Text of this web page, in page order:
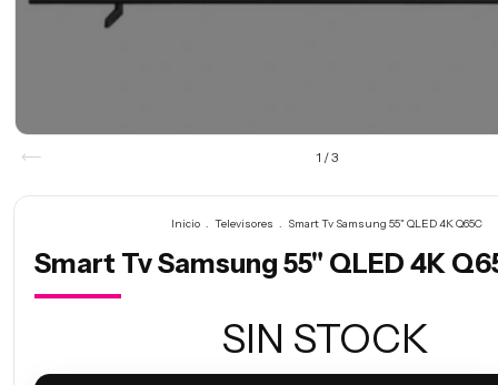
1 /3
Inicio . Televisores . Smart Tv Samsung 55" QLED 4K Q65C
Smart Tv Samsung 55" QLED 4K
SIN STOCK